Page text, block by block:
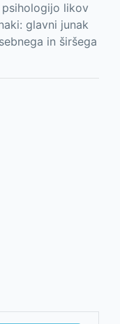
likov
glavni junak
in širšega